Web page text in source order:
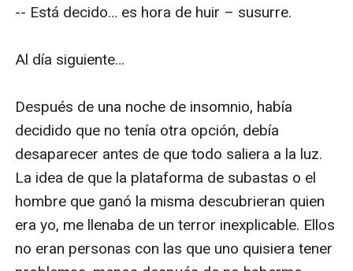
-- Está decido… es hora de huir – susurre.
Al día siguiente…
Después de una noche de insomnio, había
decidido que no tenía otra opción, debía
desaparecer antes de que todo saliera a la luz.
La idea de que la plataforma de subastas o el
hombre que ganó la misma descubrieran quien
era yo, me llenaba de un terror inexplicable. Ellos
no eran personas con las que uno quisiera tener